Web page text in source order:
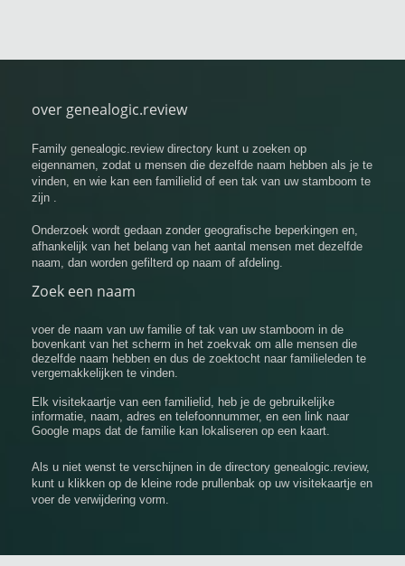
over genealogic.review
Family genealogic.review directory kunt u zoeken op
eigennamen, zodat u mensen die dezelfde naam hebben als je te
vinden, en wie kan een familielid of een tak van uw stamboom te
zijn .
Onderzoek wordt gedaan zonder geografische beperkingen en,
afhankelijk van het belang van het aantal mensen met dezelfde
naam, dan worden gefilterd op naam of afdeling.
Zoek een naam
voer de naam van uw familie of tak van uw stamboom in de
bovenkant van het scherm in het zoekvak om alle mensen die
dezelfde naam hebben en dus de zoektocht naar familieleden te
vergemakkelijken te vinden.
Elk visitekaartje van een familielid, heb je de gebruikelijke
informatie, naam, adres en telefoonnummer, en een link naar
Google maps dat de familie kan lokaliseren op een kaart.
Als u niet wenst te verschijnen in de directory genealogic.review,
kunt u klikken op de kleine rode prullenbak op uw visitekaartje en
voer de verwijdering vorm.